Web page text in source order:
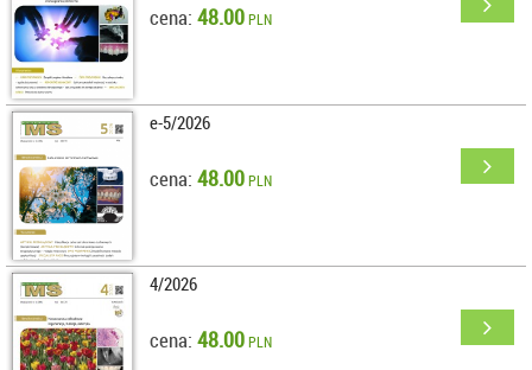
cena: 48.00PLN
e-5/2026
cena: 48.00PLN
4/2026
cena: 48.00PLN